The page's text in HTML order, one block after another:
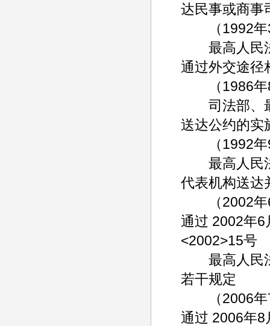
达民事或商事
（1992年3
最高人民法
通过外交途径
（1986年8
司法部、最
送达公约的实
（1992年9
最高人民法
代表机构送达
（2002年6
通过 2002年6
<2002>15号
最高人民法
若干规定
（2006年7
通过 2006年8